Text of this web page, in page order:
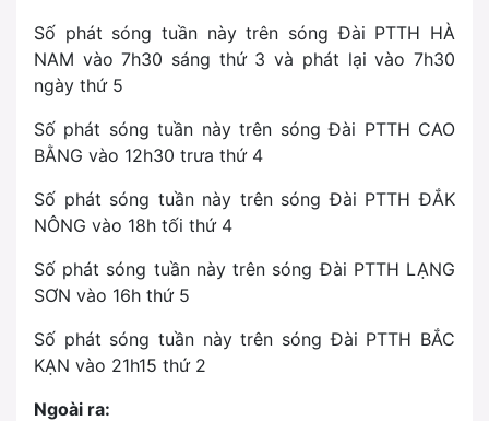
Số phát sóng tuần này trên sóng Đài PTTH HÀ
NAM vào 7h30 sáng thứ 3 và phát lại vào 7h30
ngày thứ 5
Số phát sóng tuần này trên sóng Đài PTTH CAO
BẰNG vào 12h30 trưa thứ 4
Số phát sóng tuần này trên sóng Đài PTTH ĐẮK
NÔNG vào 18h tối thứ 4
Số phát sóng tuần này trên sóng Đài PTTH LẠNG
SƠN vào 16h thứ 5
Số phát sóng tuần này trên sóng Đài PTTH BẮC
KẠN vào 21h15 thứ 2
Ngoài ra: